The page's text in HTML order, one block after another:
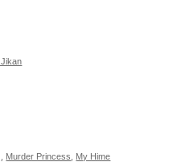
Murder Princess My Hime